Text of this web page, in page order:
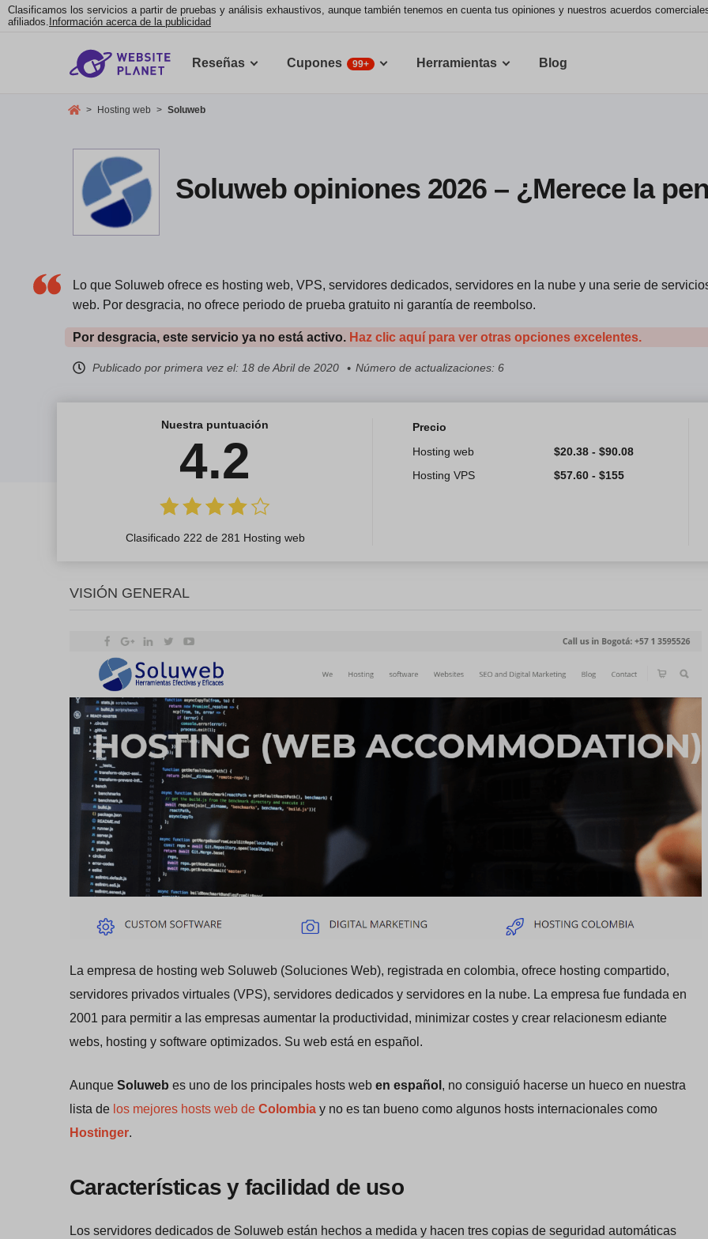
Clasificamos los servicios a partir de pruebas y análisis exhaustivos, aunque también tenemos en cuenta tus opiniones y nuestros acuerdos
afiliados. Información acerca de la publicidad
Reseñas Cupones 99+ Herramientas Blog
> Hosting web > Soluweb
Soluweb opiniones 2026 – ¿Merece la
Lo que Soluweb ofrece es hosting web, VPS, servidores dedicados, servidores en la nube y una serie de
web. Por desgracia, no ofrece periodo de prueba gratuito ni garantía de reembolso.
Por desgracia, este servicio ya no está activo. Haz clic aquí para ver otras opciones excelentes.
Publicado por primera vez el: 18 de Abril de 2020 Número de actualizaciones: 6
Nuestra puntuación
4.2
Clasificado 222 de 281 Hosting web
Precio
Hosting web
$20.38 - $90.08
Hosting VPS
$57.60 - $155
VISIÓN GENERAL
La empresa de hosting web Soluweb (Soluciones Web), registrada en colombia, ofrece hosting compartido,
servidores privados virtuales (VPS), servidores dedicados y servidores en la nube. La empresa fue fundada en
2001 para permitir a las empresas aumentar la productividad, minimizar costes y crear relacionesm ediante
webs, hosting y software optimizados. Su web está en español.
Aunque Soluweb es uno de los principales hosts web en español , no consiguió hacerse un hueco en nuestra
lista de los mejores hosts web de Colombia y no es tan bueno como algunos hosts internacionales como
Hostinger.
Características y facilidad de uso
Los servidores dedicados de Soluweb están hechos a medida y hacen tres copias de seguridad automáticas